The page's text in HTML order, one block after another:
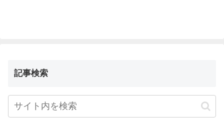
記事検索